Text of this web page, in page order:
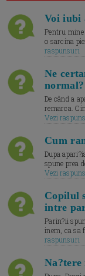
Voi iubi
Pentru
o sarcina
raspunsuri
Ne
normal?
De când a
remarca.
Vezi
Cum
Dupa
spune prea
Vezi
Copilul
intre
Parin?ii
inem, ca sa
raspunsuri